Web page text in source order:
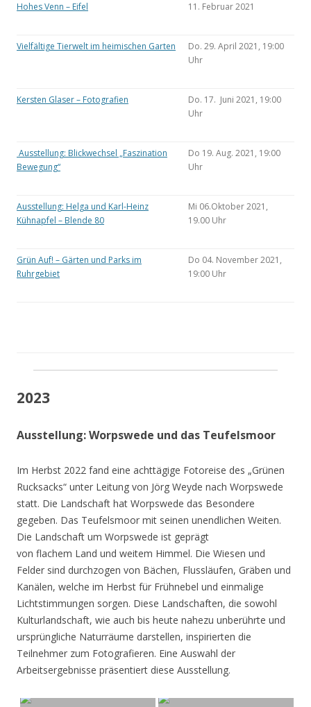
Hohes Venn – Eifel 11. Februar 2021
Vielfältige Tierwelt im heimischen Garten
Do. 29. April 2021, 19:00
Uhr
Kersten Glaser – Fotografien
Do. 17. Juni 2021, 19:00
Uhr
Ausstellung: Blickwechsel „Faszination
Bewegung“
Do 19. Aug. 2021, 19:00
Uhr
Ausstellung: Helga und Karl-Heinz
Kühnapfel – Blende 80
Mi 06.Oktober 2021,
19.00 Uhr
Grün Auf! – Gärten und Parks im
Ruhrgebiet
Do 04. November 2021,
19:00 Uhr
2023
Ausstellung: Worpswede und das Teufelsmoor
Im Herbst 2022 fand eine achttägige Fotoreise des „Grünen
Rucksacks“ unter Leitung von Jörg Weyde nach Worpswede
statt. Die Landschaft hat Worpswede das Besondere
gegeben. Das Teufelsmoor mit seinen unendlichen Weiten.
Die Landschaft um Worpswede ist geprägt
von flachem Land und weitem Himmel. Die Wiesen und
Felder sind durchzogen von Bächen, Flussläufen, Gräben und
Kanälen, welche im Herbst für Frühnebel und einmalige
Lichtstimmungen sorgen. Diese Landschaften, die sowohl
Kulturlandschaft, wie auch bis heute nahezu unberührte und
ursprüngliche Naturräume darstellen, inspirierten die
Teilnehmer zum Fotografieren. Eine Auswahl der
Arbeitsergebnisse präsentiert diese Ausstellung.